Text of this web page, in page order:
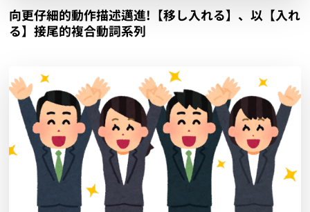
向更仔細的動作描述邁進!【移し入れる】、以【入れ
る】接尾的複合動詞系列